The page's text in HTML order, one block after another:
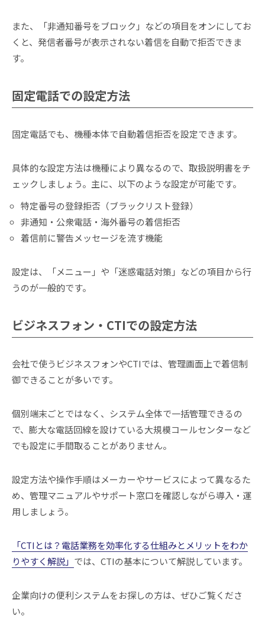
また、「非通知番号をブロック」などの項目をオンにしてお
くと、発信者番号が表示されない着信を自動で拒否できま
す。
固定電話での設定方法
固定電話でも、機種本体で自動着信拒否を設定できます。
具体的な設定方法は機種により異なるので、取扱説明書をチ
ェックしましょう。主に、以下のような設定が可能です。
特定番号の登録拒否（ブラックリスト登録）
非通知・公衆電話・海外番号の着信拒否
着信前に警告メッセージを流す機能
設定は、「メニュー」や「迷惑電話対策」などの項目から行
うのが一般的です。
ビジネスフォン・CTIでの設定方法
会社で使うビジネスフォンやCTIでは、管理画面上で着信制
御できることが多いです。
個別端末ごとではなく、システム全体で一括管理できるの
で、膨大な電話回線を設けている大規模コールセンターなど
でも設定に手間取ることがありません。
設定方法や操作手順はメーカーやサービスによって異なるた
め、管理マニュアルやサポート窓口を確認しながら導入・運
用しましょう。
「CTIとは？電話業務を効率化する仕組みとメリットをわか
りやすく解説」 では、CTIの基本について解説しています。
企業向けの便利システムをお探しの方は、ぜひご覧くださ
い。